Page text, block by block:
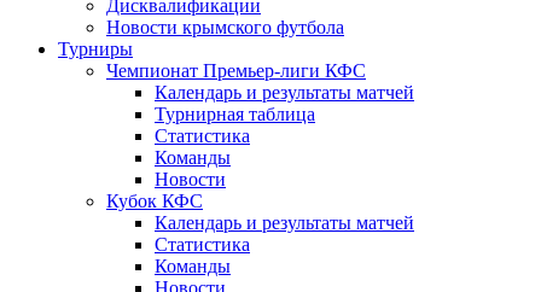
Дисквалификации
Новости крымского футбола
Турниры
Чемпионат Премьер-лиги КФС
Календарь и результаты матчей
Турнирная таблица
Статистика
Команды
Новости
Кубок КФС
Календарь и результаты матчей
Статистика
Команды
Новости